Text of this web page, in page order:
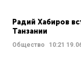
Радий Хабиров
Танзании
Общество 10:21